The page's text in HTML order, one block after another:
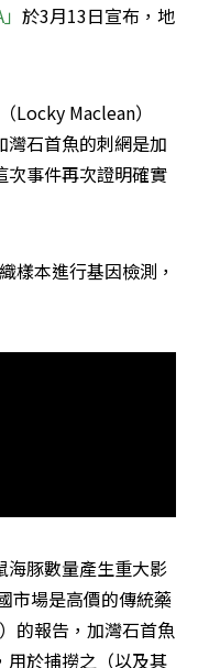
」於3月13日宣布，地
Locky Maclean）
石首魚的刺網是加
次事件再次證明確實
樣本進行基因檢測，
海豚數量產生重大影
市場是高價的傳統藥
的報告，加灣石首魚
用於捕撈之（以及其